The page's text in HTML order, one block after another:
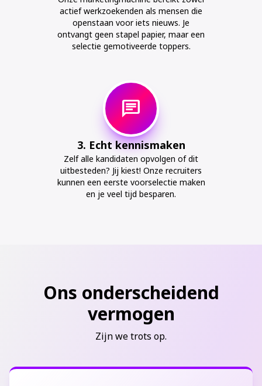
actief werkzoekenden als mensen die
openstaan voor iets nieuws. Je
ontvangt geen stapel papier, maar een
selectie gemotiveerde toppers.
chat
3. Echt kennismaken
Zelf alle kandidaten opvolgen of dit
uitbesteden? Jij kiest! Onze recruiters
kunnen een eerste voorselectie maken
en je veel tijd besparen.
Ons onderscheidend
vermogen
Zijn we trots op.